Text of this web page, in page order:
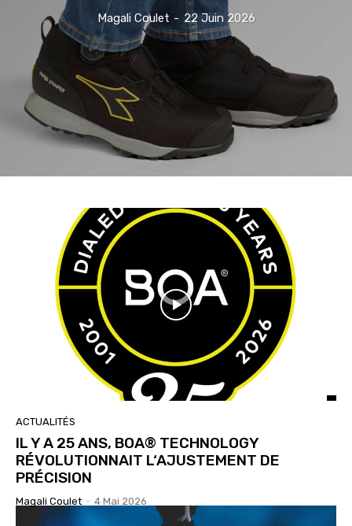
Magali Coulet - 22 Juin 2026
ACTUALITÉS
IL Y A 25 ANS, BOA® TECHNOLOGY
RÉVOLUTIONNAIT L‘AJUSTEMENT DE
PRÉCISION
Magali Coulet - 4 Mai 2026